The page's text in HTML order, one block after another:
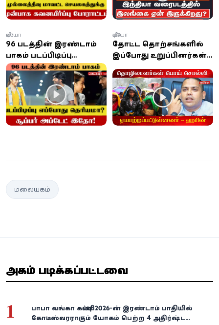
96 படத்தின் இரண்டாம்
பாகம் படப்பிடிப்பு
எப்போது தெரியுமா?
வீடியோ
தோட்ட தொழிற்சங்களில்
இப்போது உறுப்பினர்கள்
வெறும் ‘பொய் நாடகம்’:
ஹரின்
வீடியோ
மலையகம்
அதிகம் படிக்கப்பட்டவை
1
பாபா வங்கா கணிப்பு: 2026-ன் இரண்டாம் பாதியில்
கோடீஸ்வரராகும் யோகம் பெற்ற 4 அதிர்ஷ்ட